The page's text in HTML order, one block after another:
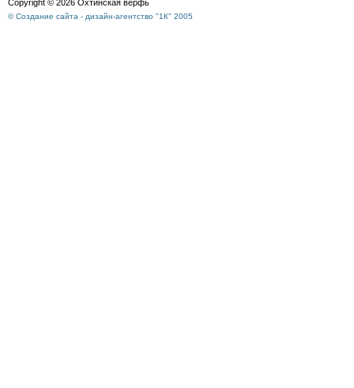
Copyright © 2026 Охтинская верфь
© Создание сайта - дизайн-агентство "1К" 2005